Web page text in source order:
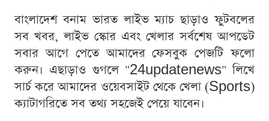
বাংলাদেশ বনাম ভারত লাইভ ম্যাচ ছাড়াও ফুটবলের
সব খবর, লাইভ স্কোর এবং খেলার সর্বশেষ আপডেট
সবার আগে পেতে আমাদের ফেসবুক পেজটি ফলো
করুন। এছাড়াও গুগলে "24updatenews" লিখে
সার্চ করে আমাদের ওয়েবসাইট থেকে খেলা (Sports)
ক্যাটাগরিতে সব তথ্য সহজেই পেয়ে যাবেন।